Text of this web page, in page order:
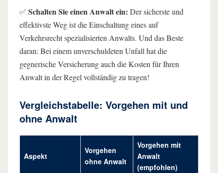
✅ Schalten Sie einen Anwalt ein: Der sicherste und
effektivste Weg ist die Einschaltung eines auf
Verkehrsrecht spezialisierten Anwalts. Und das Beste
daran: Bei einem unverschuldeten Unfall hat die
gegnerische Versicherung auch die Kosten für Ihren
Anwalt in der Regel vollständig zu tragen!
Vergleichstabelle: Vorgehen mit und
ohne Anwalt
Aspekt
Vorgehen
ohne Anwalt
Vorgehen mit
Anwalt
(empfohlen)